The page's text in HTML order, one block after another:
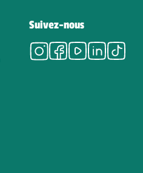
Suivez-nous
Instagram
Facebook
Youtube